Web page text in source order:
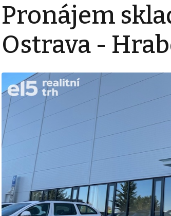
Pronájem
Ostrava -